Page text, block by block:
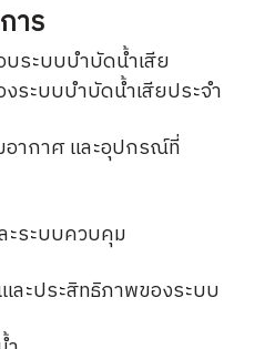
าร
ระบบบำบัดน้ำเสีย
ระบบบำบัดน้ำเสียประจำ
อากาศ และอุปกรณ์ที่
ะระบบควบคุม
ะประสิทธิภาพของระบบ